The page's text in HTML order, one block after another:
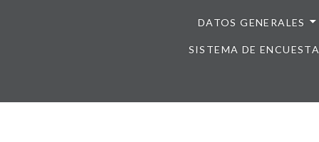
DATOS GENERALES
SISTEMA DE